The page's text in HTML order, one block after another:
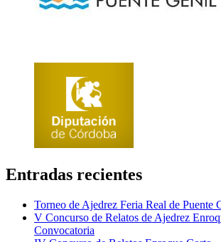
Entradas recientes
Torneo de Ajedrez Feria Real de Puente
V Concurso de Relatos de Ajedrez
Convocatoria